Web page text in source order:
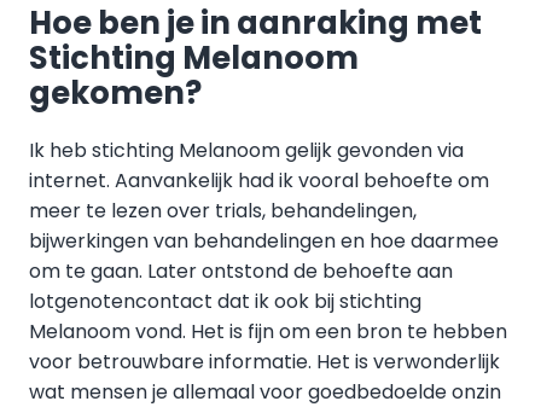
Hoe ben je in aanraking met
Stichting Melanoom
gekomen?
Ik heb stichting Melanoom gelijk gevonden via
internet. Aanvankelijk had ik vooral behoefte om
meer te lezen over trials, behandelingen,
bijwerkingen van behandelingen en hoe daarmee
om te gaan. Later ontstond de behoefte aan
lotgenotencontact dat ik ook bij stichting
Melanoom vond. Het is fijn om een bron te hebben
voor betrouwbare informatie. Het is verwonderlijk
wat mensen je allemaal voor goedbedoelde onzin